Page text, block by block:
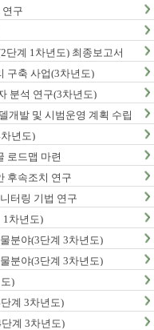
구
단계 1차년도) 최종보고서
구축 사업(3차년도)
분석 연구(3차년도)
개발 및 시범운영 계획 수립
년도)
로드맵 마련
후속조치 연구
터링 기법 연구
1차년도)
분야(3단계 3차년도)
분야(3단계 3차년도)
)
계 3차년도)
계 3차년도)